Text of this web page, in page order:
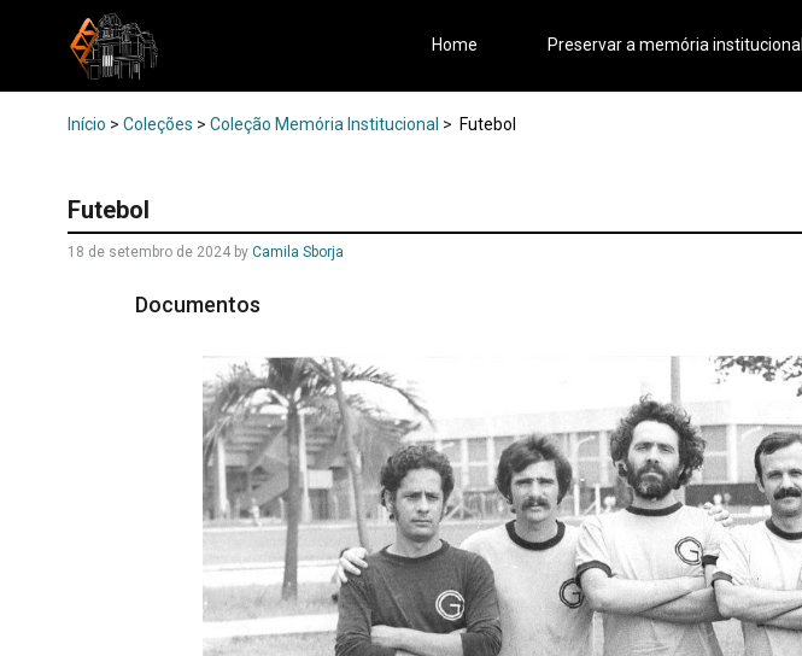
Home Preservar a memória institucional
Início > Coleções > Coleção Memória Institucional > Futebol
Futebol
18 de setembro de 2024 by Camila Sborja
Documentos